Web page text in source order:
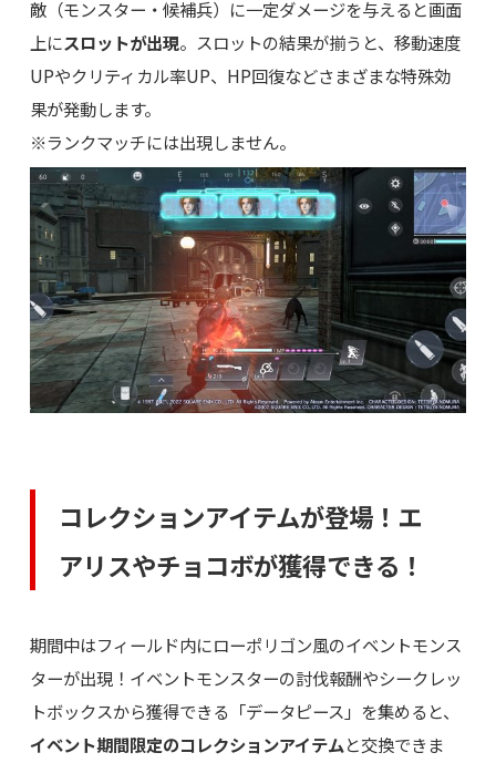
敵（モンスター・候補兵）に一定ダメージを与えると画面
上にスロットが出現。スロットの結果が揃うと、移動速度
UPやクリティカル率UP、HP回復などさまざまな特殊効
果が発動します。
※ランクマッチには出現しません。
コレクションアイテムが登場！エ
アリスやチョコボが獲得できる！
期間中はフィールド内にローポリゴン風のイベントモンス
ターが出現！イベントモンスターの討伐報酬やシークレッ
トボックスから獲得できる「データピース」を集めると、
イベント期間限定のコレクションアイテムと交換できま